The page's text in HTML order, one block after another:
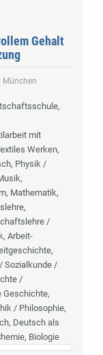
Gehalt
München
mit
Werken,
Physik /
Mathematik,
/
Arbeit-
Sozialkunde /
/
Geschichte,
/ Philosophie,
Deutsch als
Biologie